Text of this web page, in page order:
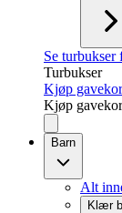
Se turbukser
Turbukser
Kjøp
Kjøp
Barn
Alt
Klær